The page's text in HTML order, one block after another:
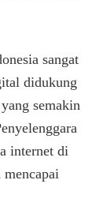
sangat
didukung
semakin
internet di
mencapai